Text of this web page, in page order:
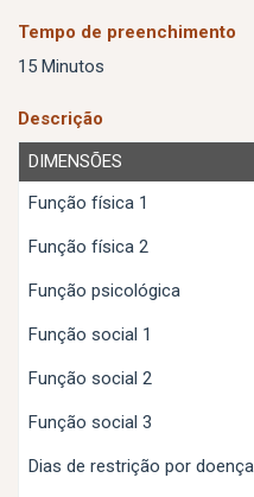
Tempo de preenchimento
15 Minutos
Descrição
DIMENSÕES
Função física 1
Função física 2
Função psicológica
Função social 1
Função social 2
Função social 3
Dias de restrição por doença